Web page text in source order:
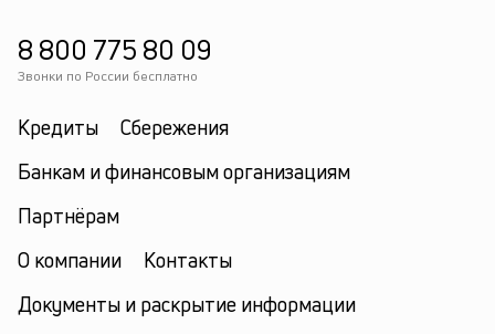
8 800 775 80 09
Звонки по России бесплатно
Кредиты
Сбережения
Банкам и финансовым организациям
Партнёрам
О компании
Контакты
Документы и раскрытие информации